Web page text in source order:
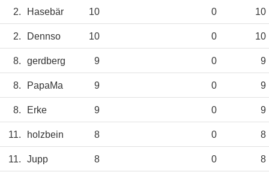
2. Hasebär 10 0 10
2. Dennso 10 0 10
8. gerdberg 9 0 9
8. PapaMa 9 0 9
8. Erke 9 0 9
11. holzbein 8 0 8
11. Jupp 8 0 8